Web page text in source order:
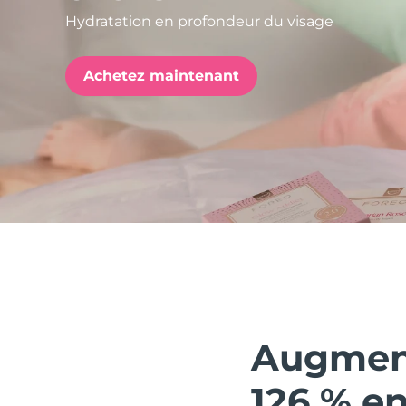
Hydratation en profondeur du visage
Achetez maintenant
issa™ Teeth Whitening Set
FAQ™ Dual LED Panel
POPULAIRE